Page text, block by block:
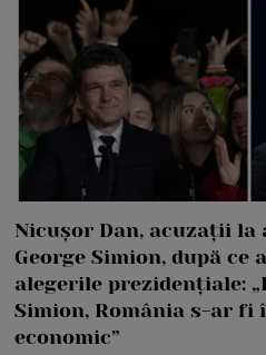
Nicușor Dan, acuzații la
George Simion, după ce
alegerile prezidențiale:
Simion, România s-ar fi
economic”